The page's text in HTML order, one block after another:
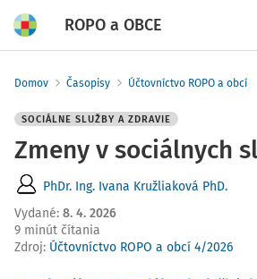
ROPO a OBCE
Domov Časopisy Účtovníctvo ROPO a obcí
SOCIÁLNE SLUŽBY A ZDRAVIE
Zmeny v sociálnych
PhDr. Ing. Ivana Kružliaková PhD.
Vydané: 8. 4. 2026
9 minút čítania
Zdroj: Účtovníctvo ROPO a obcí 4/2026